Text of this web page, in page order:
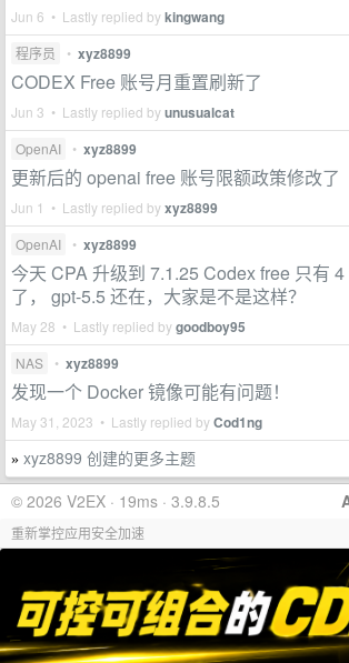
Jun 6 • Lastly replied bykingwang
程序员 • xyz8899
CODEX Free 账号月重置刷新了
Jun 3 • Lastly replied byunusualcat
OpenAI • xyz8899
更新后的 openai free 账号限额政策修改了
Jun 1 • Lastly replied byxyz8899
OpenAI • xyz8899
今天 CPA 升级到 7.1.25 Codex free 只有
了， gpt-5.5 还在，大家是不是这样？
May 28 • Lastly replied bygoodboy95
NAS • xyz8899
发现一个 Docker 镜像可能有问题！
May 31, 2023 • Lastly replied byCod1ng
» xyz8899 创建的更多主题
© 2026 V2EX · 19ms · 3.9.8.5
重新掌控应用安全加速